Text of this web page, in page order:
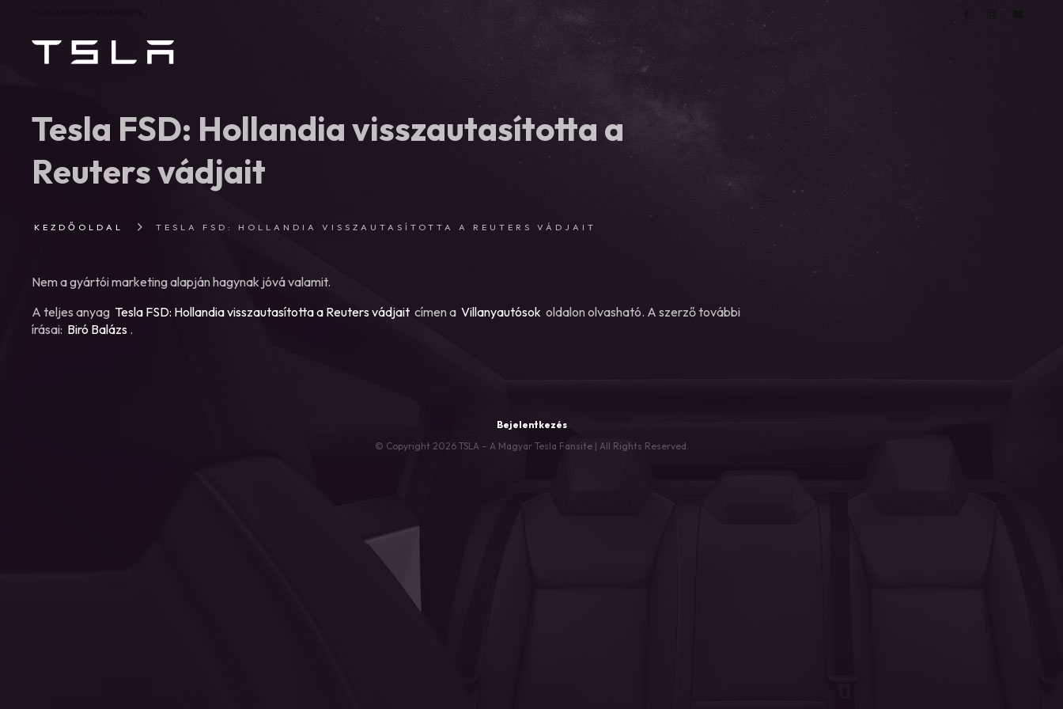
Tesla FSD: Hollandia visszautasította a
Reuters vádjait
KEZDŐOLDAL TESLA FSD: HOLLANDIA VISSZAUTASÍTOTTA A REUTERS VÁDJAIT
Nem a gyártói marketing alapján hagynak jóvá valamit.
A teljes anyag Tesla FSD: Hollandia visszautasította a Reuters vádjait címen a Villanyautósok oldalon olvasható. A szerző további
írásai: Biró Balázs .
Bejelentkezés
© Copyright 2026 TSLA – A Magyar Tesla Fansite | All Rights Reserved.